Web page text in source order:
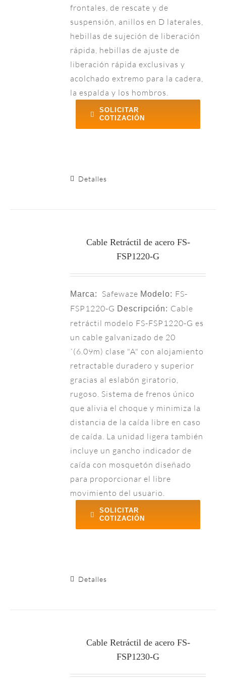
frontales, de rescate y de
suspensión, anillos en D laterales,
hebillas de sujeción de liberación
rápida, hebillas de ajuste de
liberación rápida exclusivas y
acolchado extremo para la cadera,
la espalda y los hombros.
SOLICITAR
COTIZACIÓN
Detalles
Cable Retráctil de acero FS-
FSP1220-G
Marca: Safewaze Modelo: FS-
FSP1220-G Descripción: Cable
retráctil modelo FS-FSP1220-G es
un cable galvanizado de 20
´(6.09m) clase "A" con alojamiento
retractable duradero y superior
gracias al eslabón giratorio,
rugoso. Sistema de frenos único
que alivia el choque y minimiza la
distancia de la caída libre en caso
de caída. La unidad ligera también
incluye un gancho indicador de
caída con mosquetón diseñado
para proporcionar el libre
movimiento del usuario.
SOLICITAR
COTIZACIÓN
Detalles
Cable Retráctil de acero FS-
FSP1230-G